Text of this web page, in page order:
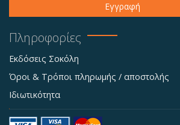
Εγγραφή
Πληροφορίες
Εκδόσεις Σοκόλη
Όροι & Τρόποι πληρωμής / αποστολής
Ιδιωτικότητα